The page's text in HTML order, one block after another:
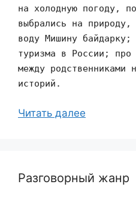
на холодную погоду,
выбрались на природу,
воду Мишину байдарку;
туризма в России; про
между родственниками
историй.
Читать далее
Разговорный жанр